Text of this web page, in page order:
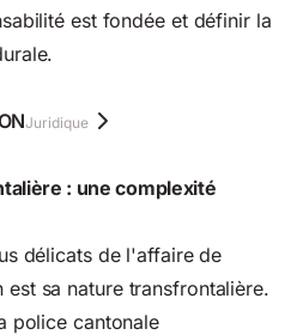
est fondée et définir la
Juridique
: une complexité
délicats de l'affaire de
est sa nature transfrontalière.
police cantonale